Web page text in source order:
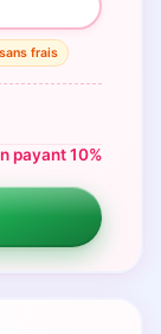
frais
payant 10%